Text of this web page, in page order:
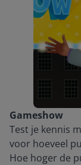
Gameshow
Test je kennis
voor hoeveel
Hoe hoger de